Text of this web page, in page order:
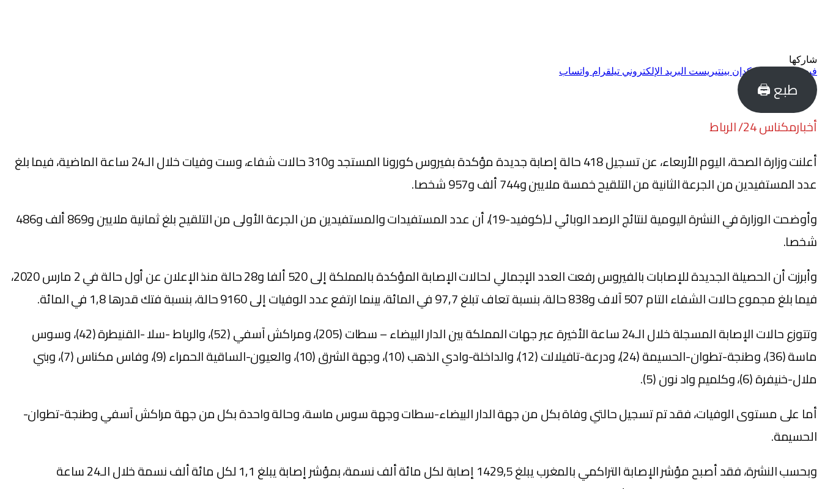
شاركها
فيسبوك
لينكدإن بينتيريست البريد الإلكتروني تيلقرام واتساب
طبع 🖨
أخبارمكناس 24/ الرباط
أعلنت وزارة الصحة، اليوم الأربعاء، عن تسجيل 418 حالة إصابة جديدة مؤكدة بفيروس كورونا المستجد و310 حالات شفاء، وست وفيات خلال الـ24 ساعة الماضية، فيما بلغ
عدد المستفيدين من الجرعة الثانية من التلقيح خمسة ملايين و744 ألف و957 شخصا.
وأوضحت الوزارة في النشرة اليومية لنتائج الرصد الوبائي لـ(كوفيد-19)، أن عدد المستفيدات والمستفيدين من الجرعة الأولى من التلقيح بلغ ثمانية ملايين و869 ألف و486
شخصا.
وأبرزت أن الحصيلة الجديدة للإصابات بالفيروس رفعت العدد الإجمالي لحالات الإصابة المؤكدة بالمملكة إلى 520 ألفا و28 حالة منذ الإعلان عن أول حالة في 2 مارس 2020،
فيما بلغ مجموع حالات الشفاء التام 507 آلاف و838 حالة، بنسبة تعاف تبلغ 97,7 في المائة، بينما ارتفع عدد الوفيات إلى 9160 حالة، بنسبة فتك قدرها 1,8 في المائة.
وتتوزع حالات الإصابة المسجلة خلال الـ24 ساعة الأخيرة عبر جهات المملكة بين الدار البيضاء – سطات (205)، ومراكش آسفي (52)، والرباط -سلا -القنيطرة (42)، وسوس
ماسة (36)، وطنجة-تطوان-الحسيمة (24)، ودرعة-تافيلالت (12)، والداخلة-وادي الذهب (10)، وجهة الشرق (10)، والعيون-الساقية الحمراء (9)، وفاس مكناس (7)، وبني
ملال-خنيفرة (6)، وكلميم واد نون (5).
أما على مستوى الوفيات، فقد تم تسجيل حالتي وفاة بكل من جهة الدار البيضاء-سطات وجهة سوس ماسة، وحالة واحدة بكل من جهة مراكش آسفي وطنجة-تطوان-
الحسيمة.
وبحسب النشرة، فقد أصبح مؤشر الإصابة التراكمي بالمغرب يبلغ 1429,5 إصابة لكل مائة ألف نسمة، بمؤشر إصابة يبلغ 1,1 لكل مائة ألف نسمة خلال الـ24 ساعة